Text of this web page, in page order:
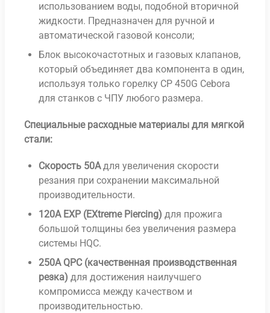
использованием воды, подобной вторичной
жидкости. Предназначен для ручной и
автоматической газовой консоли;
Блок высокочастотных и газовых клапанов,
который объединяет два компонента в один,
используя только горелку CP 450G Cebora
для станков с ЧПУ любого размера.
Специальные расходные материалы для мягкой
стали:
Скорость 50Адля увеличения скорости
резания при сохранении максимальной
производительности.
120A EXP (EXtreme Piercing) для прожига
большой толщины без увеличения размера
системы HQC.
250A QPC (качественная производственная
резка) для достижения наилучшего
компромисса между качеством и
производительностью.